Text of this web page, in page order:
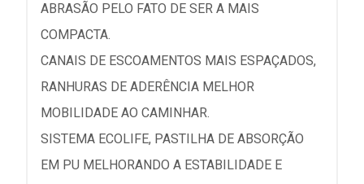
ABRASÃO PELO FATO DE SER A MAIS
COMPACTA.
CANAIS DE ESCOAMENTOS MAIS ESPAÇADOS,
RANHURAS DE ADERÊNCIA MELHOR
MOBILIDADE AO CAMINHAR.
SISTEMA ECOLIFE, PASTILHA DE ABSORÇÃO
EM PU MELHORANDO A ESTABILIDADE E